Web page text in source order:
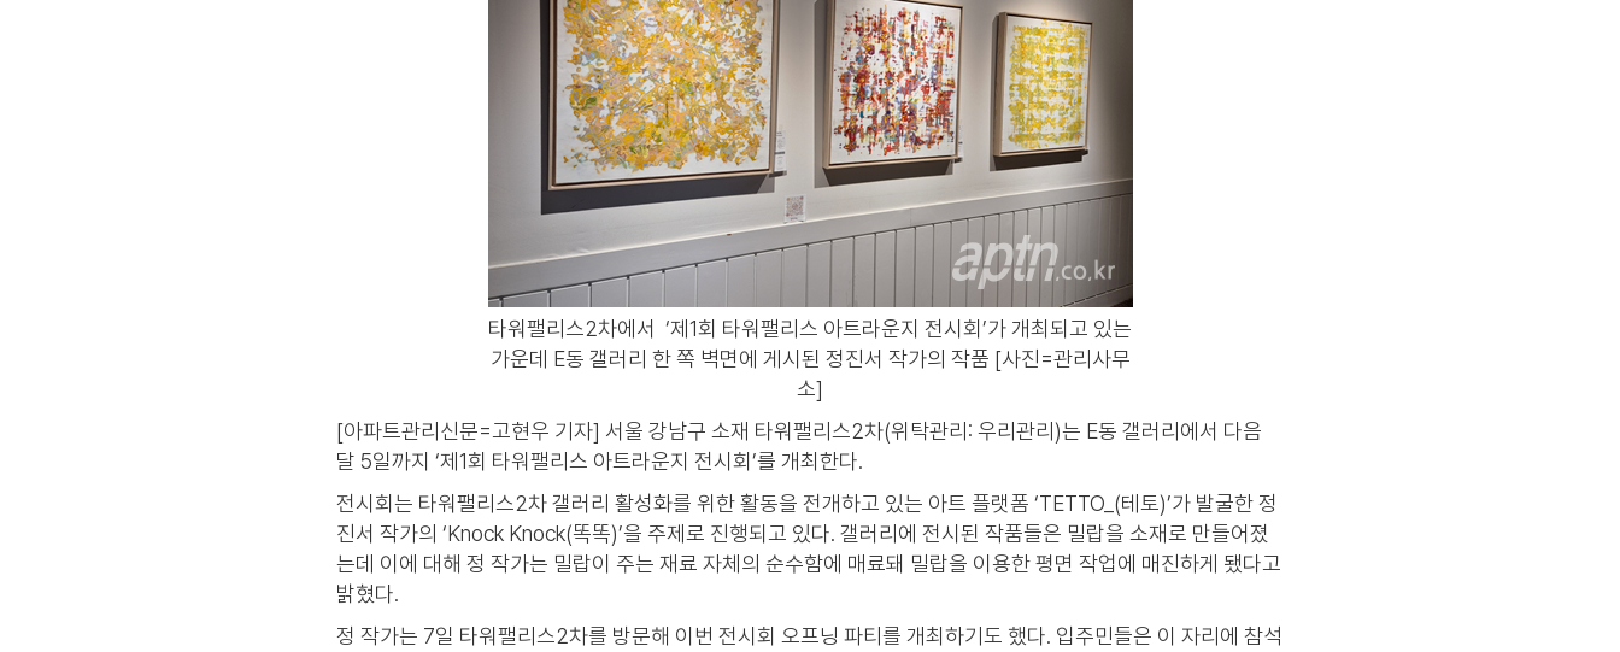
타워팰리스2차에서 ‘제1회 타워팰리스 아트라운지 전시회’가 개최되고 있는
가운데 E동 갤러리 한 쪽 벽면에 게시된 정진서 작가의 작품 [사진=관리사무
소]
[아파트관리신문=고현우 기자] 서울 강남구 소재 타워팰리스2차(위탁관리: 우리관리)는 E동 갤러리에서 다음
달 5일까지 ‘제1회 타워팰리스 아트라운지 전시회’를 개최한다.
전시회는 타워팰리스2차 갤러리 활성화를 위한 활동을 전개하고 있는 아트 플랫폼 ‘TETTO_(테토)’가 발굴한 정
진서 작가의 ‘Knock Knock(똑똑)’을 주제로 진행되고 있다. 갤러리에 전시된 작품들은 밀랍을 소재로 만들어졌
는데 이에 대해 정 작가는 밀랍이 주는 재료 자체의 순수함에 매료돼 밀랍을 이용한 평면 작업에 매진하게 됐다고
밝혔다.
정 작가는 7일 타워팰리스2차를 방문해 이번 전시회 오프닝 파티를 개최하기도 했다. 입주민들은 이 자리에 참석